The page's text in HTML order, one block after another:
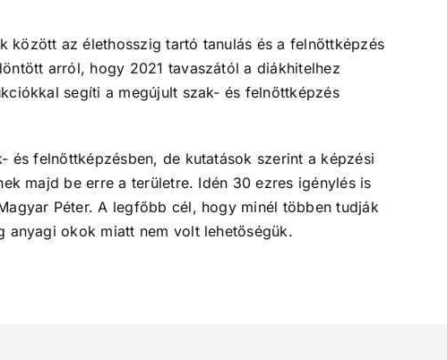
között az élethosszig tartó tanulás és a felnőttképzés
arról, hogy 2021 tavaszától a diákhitelhez
segíti a megújult szak- és felnőttképzés
és felnőttképzésben, de kutatások szerint a képzési
majd be erre a területre. Idén 30 ezres igénylés is
Péter. A legfőbb cél, hogy minél többen tudják
anyagi okok miatt nem volt lehetőségük.